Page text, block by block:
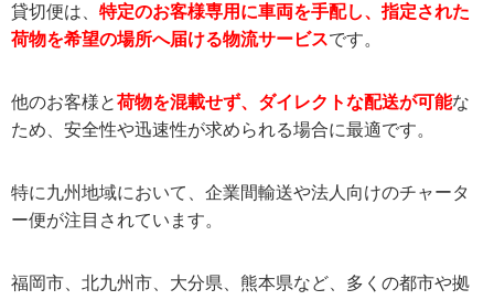
貸切便は、 特定のお客様専用に車両を手配し、指定された
荷物を希望の場所へ届ける物流サービスです。
他のお客様と荷物を混載せず、ダイレクトな配送が可能な
ため、安全性や迅速性が求められる場合に最適です。
特に九州地域において、企業間輸送や法人向けのチャータ
ー便が注目されています。
福岡市、北九州市、大分県、熊本県など、多くの都市や拠